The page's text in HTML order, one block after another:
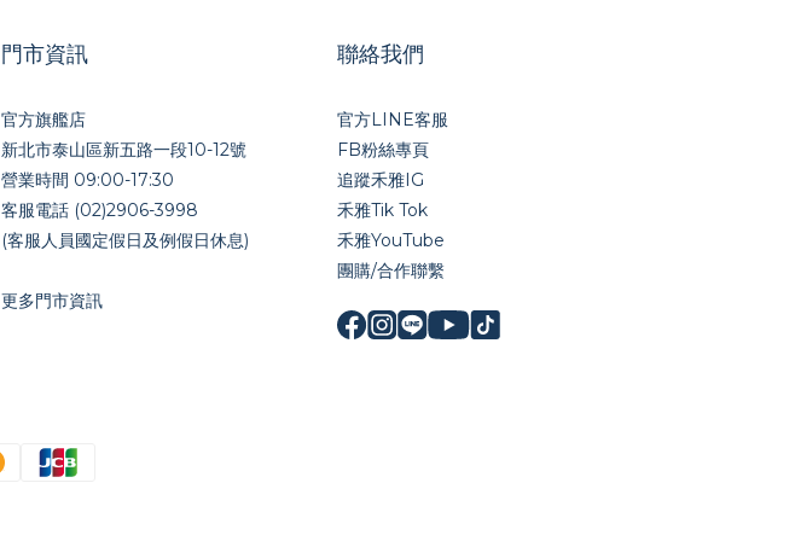
門市資訊
官方旗艦店
新北市泰山區新五路一段10-12號
營業時間 09:00-17:30
客服電話 (02)2906-3998
(客服人員國定假日及例假日休息)
更多門市資訊
聯絡我們
官方LINE客服
FB粉絲專頁
追蹤禾雅IG
禾雅Tik Tok
禾雅YouTube
團購/合作聯繫